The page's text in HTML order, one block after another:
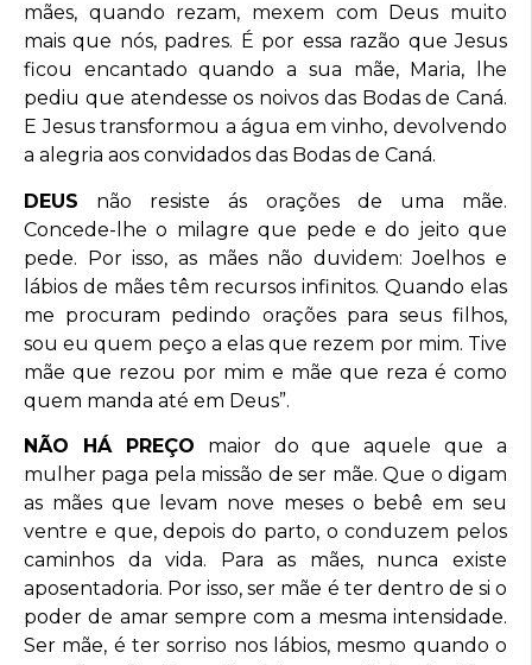
mães, quando rezam, mexem com Deus muito
mais que nós, padres. É por essa razão que Jesus
ficou encantado quando a sua mãe, Maria, lhe
pediu que atendesse os noivos das Bodas de Caná.
E Jesus transformou a água em vinho, devolvendo
a alegria aos convidados das Bodas de Caná.
DEUS não resiste ás orações de uma mãe.
Concede-lhe o milagre que pede e do jeito que
pede. Por isso, as mães não duvidem: Joelhos e
lábios de mães têm recursos infinitos. Quando elas
me procuram pedindo orações para seus filhos,
sou eu quem peço a elas que rezem por mim. Tive
mãe que rezou por mim e mãe que reza é como
quem manda até em Deus”.
NÃO HÁ PREÇO maior do que aquele que a
mulher paga pela missão de ser mãe. Que o digam
as mães que levam nove meses o bebê em seu
ventre e que, depois do parto, o conduzem pelos
caminhos da vida. Para as mães, nunca existe
aposentadoria. Por isso, ser mãe é ter dentro de si o
poder de amar sempre com a mesma intensidade.
Ser mãe, é ter sorriso nos lábios, mesmo quando o